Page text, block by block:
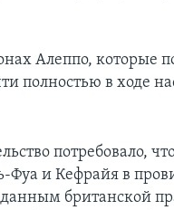
Алеппо, которые
полностью в ходе
потребовало,
Фуа и Кефрайя в
британской